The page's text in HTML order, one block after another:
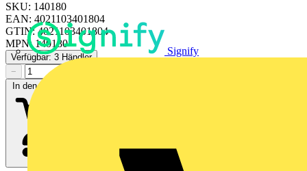
Signify
SKU: 140180
EAN: 4021103401804
GTIN: 4021103401804
MPN: 140180
Verfügbar: 3 Händler
−
In den Warenkorb